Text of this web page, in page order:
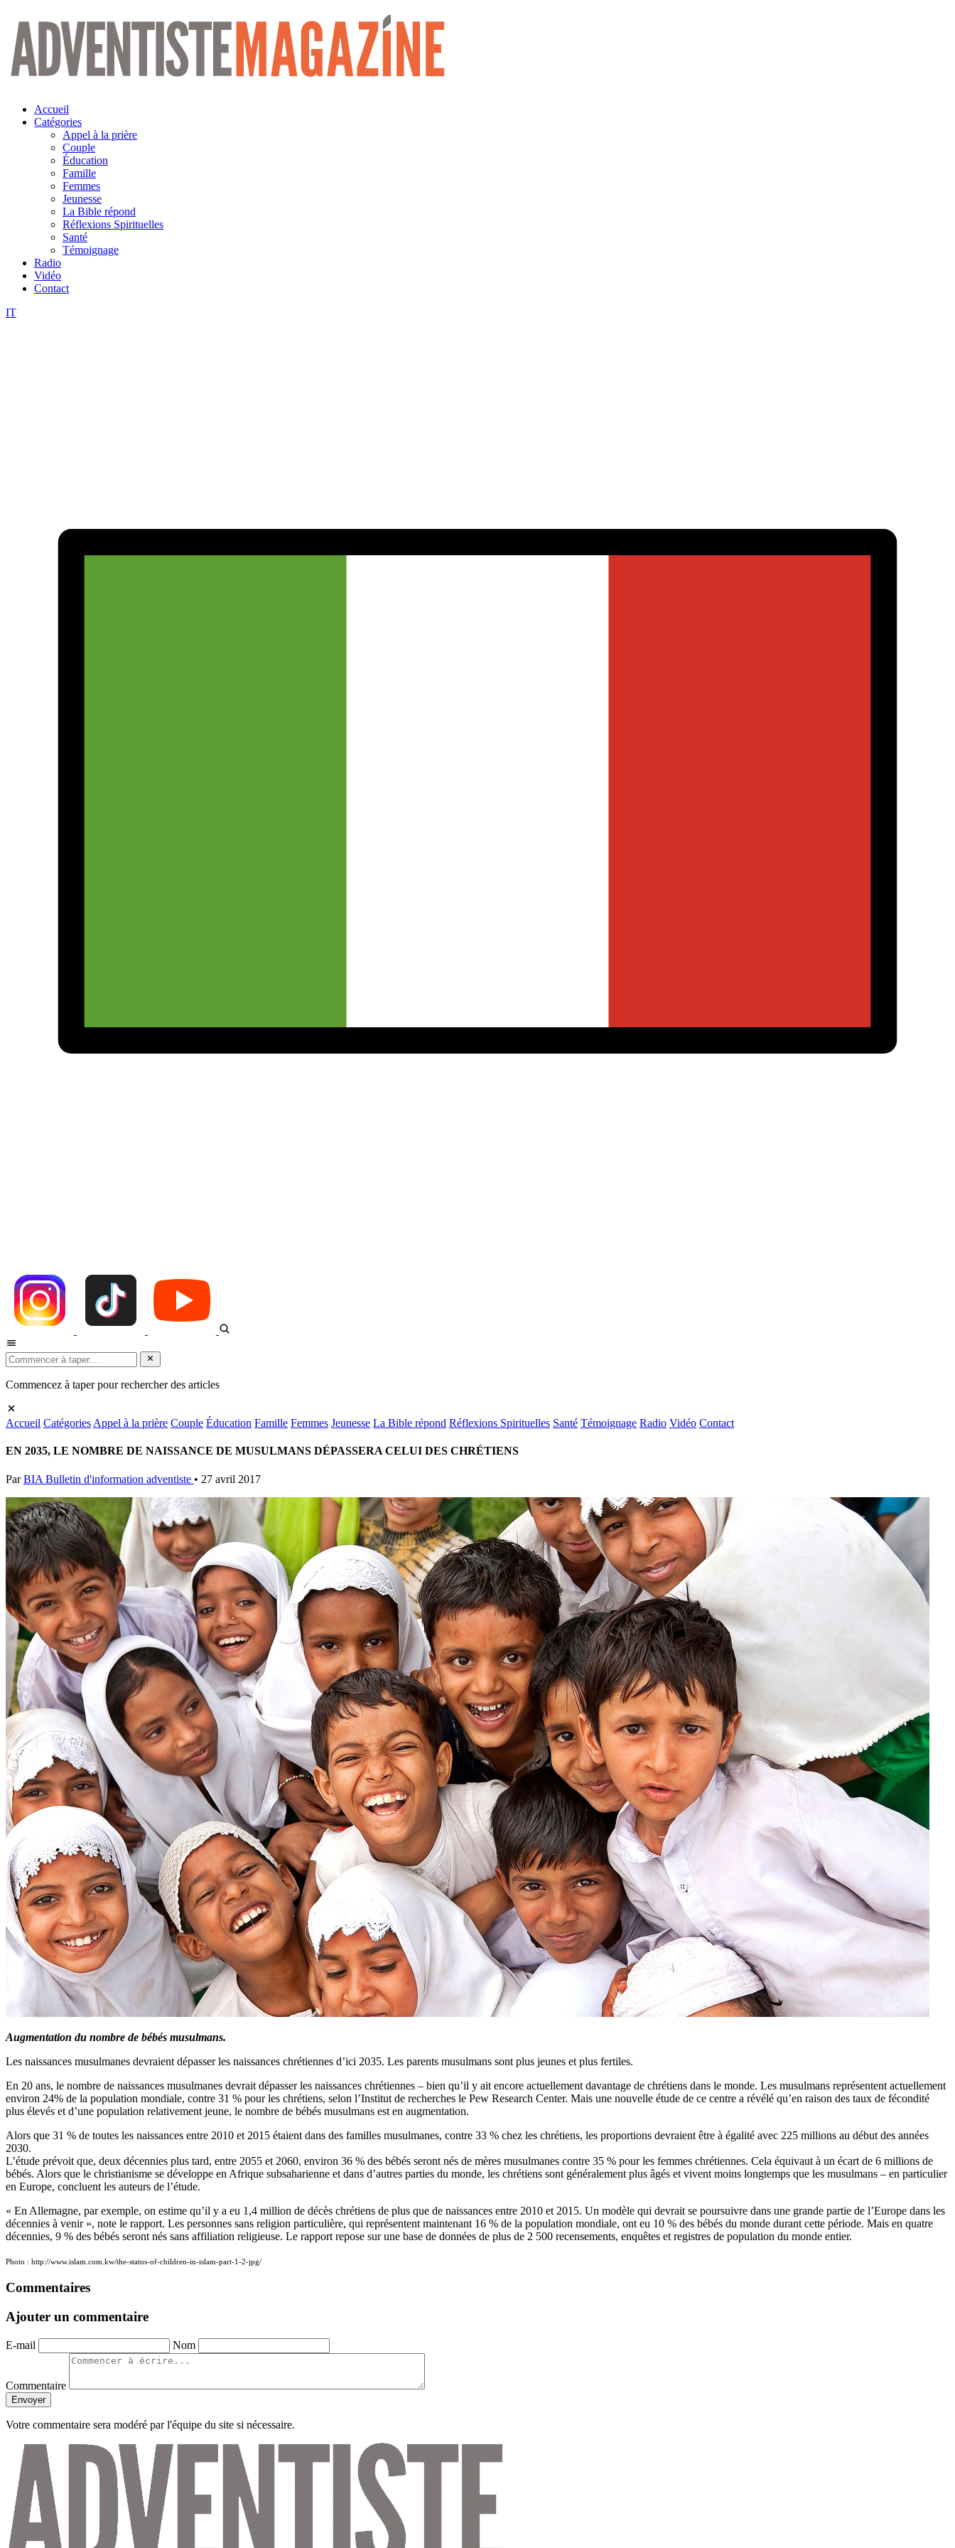
Aller
contenu
Accueil
Catégories
Appel à la prière
Couple
Éducation
Famille
Femmes
Jeunesse
La Bible répond
Réflexions Spirituelles
Santé
Témoignage
Radio
Vidéo
Contact
IT
Commencez à taper pour rechercher des articles
Accueil Catégories Appel à la prière Couple Éducation Famille Femmes Jeunesse La Bible répond Réflexions Spirituelles Santé Témoignage Radio Vidéo Contact
EN 2035, LE NOMBRE DE NAISSANCE DE MUSULMANS DÉPASSERA CELUI DES CHRÉTIENS
Par BIA Bulletin d'information adventiste • 27 avril 2017
Augmentation du nombre de bébés musulmans.
Les naissances musulmanes devraient dépasser les naissances chrétiennes d’ici 2035. Les parents musulmans sont plus jeunes et plus fertiles.
En 20 ans, le nombre de naissances musulmanes devrait dépasser les naissances chrétiennes – bien qu’il y ait encore actuellement davantage de chrétiens dans le monde. Les musulmans représentent actuellement
environ 24% de la population mondiale, contre 31 % pour les chrétiens, selon l’Institut de recherches le Pew Research Center. Mais une nouvelle étude de ce centre a révélé qu’en raison des taux de fécondité
plus élevés et d’une population relativement jeune, le nombre de bébés musulmans est en augmentation.
Alors que 31 % de toutes les naissances entre 2010 et 2015 étaient dans des familles musulmanes, contre 33 % chez les chrétiens, les proportions devraient être à égalité avec 225 millions au début des années
2030.
L’étude prévoit que, deux décennies plus tard, entre 2055 et 2060, environ 36 % des bébés seront nés de mères musulmanes contre 35 % pour les femmes chrétiennes. Cela équivaut à un écart de 6 millions de
bébés. Alors que le christianisme se développe en Afrique subsaharienne et dans d’autres parties du monde, les chrétiens sont généralement plus âgés et vivent moins longtemps que les musulmans – en particulier
en Europe, concluent les auteurs de l’étude.
« En Allemagne, par exemple, on estime qu’il y a eu 1,4 million de décès chrétiens de plus que de naissances entre 2010 et 2015. Un modèle qui devrait se poursuivre dans une grande partie de l’Europe dans les
décennies à venir », note le rapport. Les personnes sans religion particulière, qui représentent maintenant 16 % de la population mondiale, ont eu 10 % des bébés du monde durant cette période. Mais en quatre
décennies, 9 % des bébés seront nés sans affiliation religieuse. Le rapport repose sur une base de données de plus de 2 500 recensements, enquêtes et registres de population du monde entier.
Photo : http://www.islam.com.kw/the-status-of-children-in-islam-part-1-2-jpg/
Commentaires
Ajouter un commentaire
E-mail Nom
Commentaire
Envoyer
Votre commentaire sera modéré par l'équipe du site si nécessaire.